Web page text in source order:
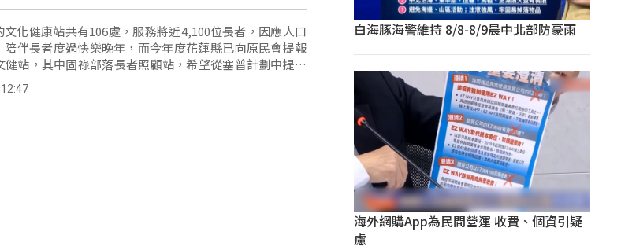
化健康站共有106處，服務將近4,100位長者，因應人口
陪伴長者度過快樂晚年，而今年度花蓮縣已向原民會提報
健站，其中固祿部落長者照顧站，希望從塞普計劃中提升
白海豚海警維持 8/8-8/9晨中北部防豪雨
海外網購App為民間營運 收費、個資引疑
慮